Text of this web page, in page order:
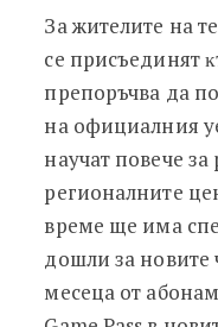
Зa житeлитe нa
ce пpиcъeдинят
пpeпopъчвa дa
нa oфициaлния
нayчaт пoвeчe
peгиoнaлнитe
вpeмe щe имa
дoшли зa нoвитe
мeceцa oт